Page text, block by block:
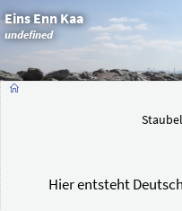
Eins Enn Kaa
undefined
Hier entsteht